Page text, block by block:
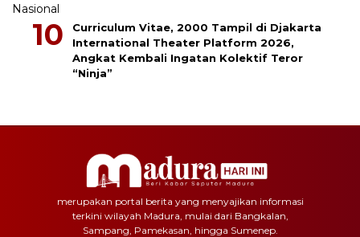
Nasional
Curriculum Vitae, 2000 Tampil di Djakarta
International Theater Platform 2026,
Angkat Kembali Ingatan Kolektif Teror
“Ninja”
merupakan portal berita yang menyajikan informasi
terkini wilayah Madura, mulai dari Bangkalan,
Sampang, Pamekasan, hingga Sumenep.